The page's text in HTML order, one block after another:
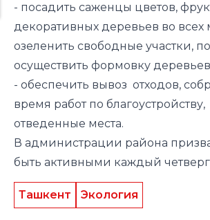
- посадить саженцы цветов,
декоративных деревьев во всех
озеленить свободные участки,
осуществить формовку
- обеспечить вывоз отходов,
время работ по
отведенные места.
В администрации района
быть активными каждый
Ташкент Экология